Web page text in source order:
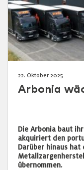
22. Oktober 2025
Arbonia
Die Arbonia baut
akquiriert den
Darüber hinaus
übernommen.